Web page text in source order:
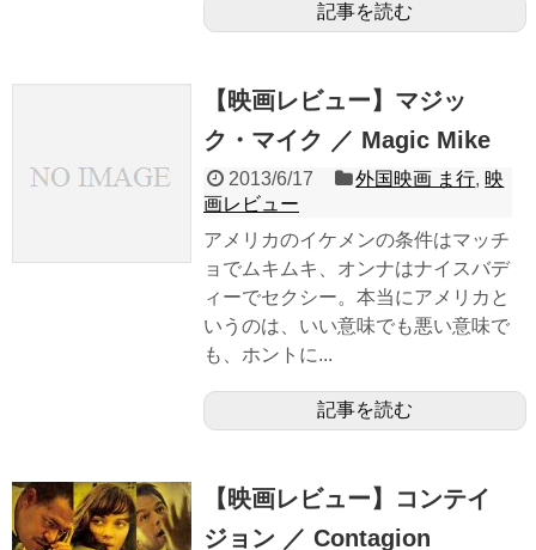
記事を読む
【映画レビュー】マジッ
ク・マイク ／ Magic Mike
2013/6/17 外国映画 ま行, 映
画レビュー
アメリカのイケメンの条件はマッチ
ョでムキムキ、オンナはナイスバデ
ィーでセクシー。本当にアメリカと
いうのは、いい意味でも悪い意味で
も、ホントに...
記事を読む
【映画レビュー】コンテイ
ジョン ／ Contagion